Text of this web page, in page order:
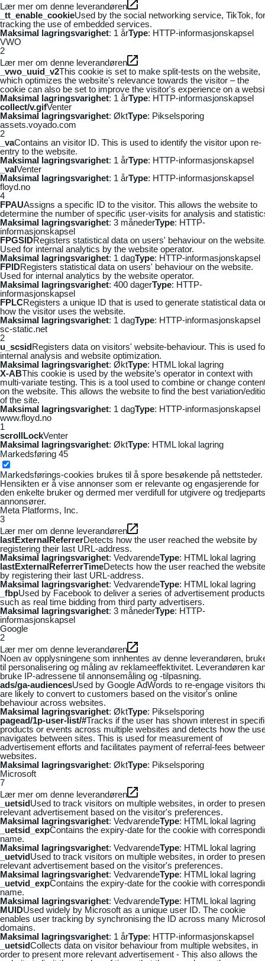
Lær mer om denne leverandøren
_tt_enable_cookieUsed by the social networking service, TikTok, for
tracking the use of embedded services.
Maksimal lagringsvarighet: 1 årType: HTTP-informasjonskapsel
VWO
2
Lær mer om denne leverandøren
_vwo_uuid_v2This cookie is set to make split-tests on the website,
which optimizes the website's relevance towards the visitor – the
cookie can also be set to improve the visitor's experience on a
Maksimal lagringsvarighet: 1 årType: HTTP-informasjonskapsel
collect/v.gifVenter
Maksimal lagringsvarighet: ØktType: Pikselsporing
assets.voyado.com
2
_vaContains an visitor ID. This is used to identify the visitor upon re-
entry to the website.
Maksimal lagringsvarighet: 1 årType: HTTP-informasjonskapsel
_vaIVenter
Maksimal lagringsvarighet: 1 årType: HTTP-informasjonskapsel
floyd.no
4
FPAUAssigns a specific ID to the visitor. This allows the website to
determine the number of specific user-visits for analysis and
Maksimal lagringsvarighet: 3 månederType: HTTP-
informasjonskapsel
FPGSIDRegisters statistical data on users' behaviour on the
Used for internal analytics by the website operator.
Maksimal lagringsvarighet: 1 dagType: HTTP-informasjonskapsel
FPIDRegisters statistical data on users' behaviour on the website.
Used for internal analytics by the website operator.
Maksimal lagringsvarighet: 400 dagerType: HTTP-
informasjonskapsel
FPLCRegisters a unique ID that is used to generate statistical data
how the visitor uses the website.
Maksimal lagringsvarighet: 1 dagType: HTTP-informasjonskapsel
sc-static.net
2
u_scsidRegisters data on visitors' website-behaviour. This is used
internal analysis and website optimization.
Maksimal lagringsvarighet: ØktType: HTML lokal lagring
X-ABThis cookie is used by the website’s operator in context with
multi-variate testing. This is a tool used to combine or change
on the website. This allows the website to find the best variation/
of the site.
Maksimal lagringsvarighet: 1 dagType: HTTP-informasjonskapsel
www.floyd.no
1
scrollLockVenter
Maksimal lagringsvarighet: ØktType: HTML lokal lagring
Markedsføring 45
Markedsførings-cookies brukes til å spore besøkende på nettsteder.
Hensikten er å vise annonser som er relevante og engasjerende for
den enkelte bruker og dermed mer verdifull for utgivere og tredjeparts
annonsører.
Meta Platforms, Inc.
3
Lær mer om denne leverandøren
lastExternalReferrerDetects how the user reached the website by
registering their last URL-address.
Maksimal lagringsvarighet: VedvarendeType: HTML lokal lagring
lastExternalReferrerTimeDetects how the user reached the website
by registering their last URL-address.
Maksimal lagringsvarighet: VedvarendeType: HTML lokal lagring
_fbpUsed by Facebook to deliver a series of advertisement products
such as real time bidding from third party advertisers.
Maksimal lagringsvarighet: 3 månederType: HTTP-
informasjonskapsel
Google
2
Lær mer om denne leverandøren
Noen av opplysningene som innhentes av denne leverandøren,
til personalisering og måling av reklameeffektivitet. Leverandøren
bruke IP-adressene til annonsemåling og -tilpasning.
ads/ga-audiencesUsed by Google AdWords to re-engage visitors
are likely to convert to customers based on the visitor's online
behaviour across websites.
Maksimal lagringsvarighet: ØktType: Pikselsporing
pagead/1p-user-list/#Tracks if the user has shown interest in
products or events across multiple websites and detects how the
navigates between sites. This is used for measurement of
advertisement efforts and facilitates payment of referral-fees
websites.
Maksimal lagringsvarighet: ØktType: Pikselsporing
Microsoft
7
Lær mer om denne leverandøren
_uetsidUsed to track visitors on multiple websites, in order to
relevant advertisement based on the visitor's preferences.
Maksimal lagringsvarighet: VedvarendeType: HTML lokal lagring
_uetsid_expContains the expiry-date for the cookie with
name.
Maksimal lagringsvarighet: VedvarendeType: HTML lokal lagring
_uetvidUsed to track visitors on multiple websites, in order to
relevant advertisement based on the visitor's preferences.
Maksimal lagringsvarighet: VedvarendeType: HTML lokal lagring
_uetvid_expContains the expiry-date for the cookie with
name.
Maksimal lagringsvarighet: VedvarendeType: HTML lokal lagring
MUIDUsed widely by Microsoft as a unique user ID. The cookie
enables user tracking by synchronising the ID across many
domains.
Maksimal lagringsvarighet: 1 årType: HTTP-informasjonskapsel
_uetsidCollects data on visitor behaviour from multiple websites, in
order to present more relevant advertisement - This also allows the